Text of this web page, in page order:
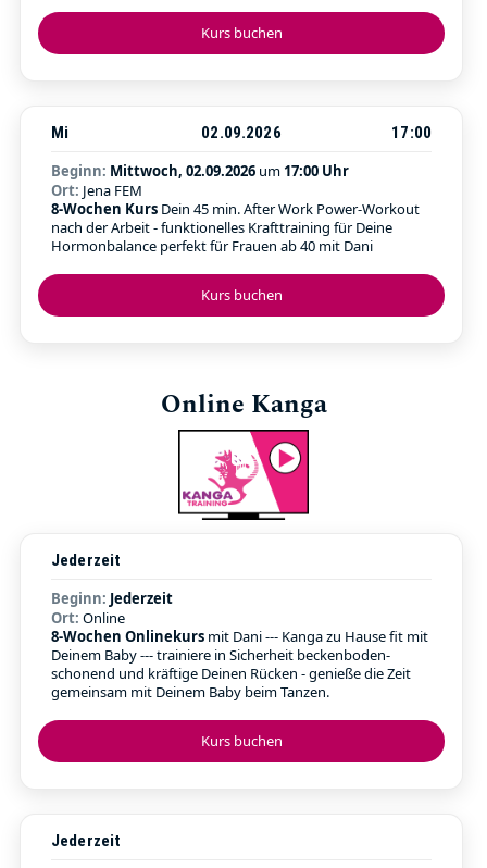
Kurs buchen
Kurs buchen
Mi 02.09.2026
17:00
Beginn: Mittwoch, 02.09.2026 um 17:00 Uhr
Ort: Jena FEM
8-Wochen Kurs Dein 45 min. After Work Power-Workout
nach der Arbeit - funktionelles Krafttraining für Deine
Hormonbalance perfekt für Frauen ab 40 mit Dani
Online Kanga
Kurs buchen
Jederzeit
Beginn: Jederzeit
Ort: Online
8-Wochen Onlinekurs mit Dani --- Kanga zu Hause fit mit
Deinem Baby --- trainiere in Sicherheit beckenboden-
schonend und kräftige Deinen Rücken - genieße die Zeit
gemeinsam mit Deinem Baby beim Tanzen.
Jederzeit